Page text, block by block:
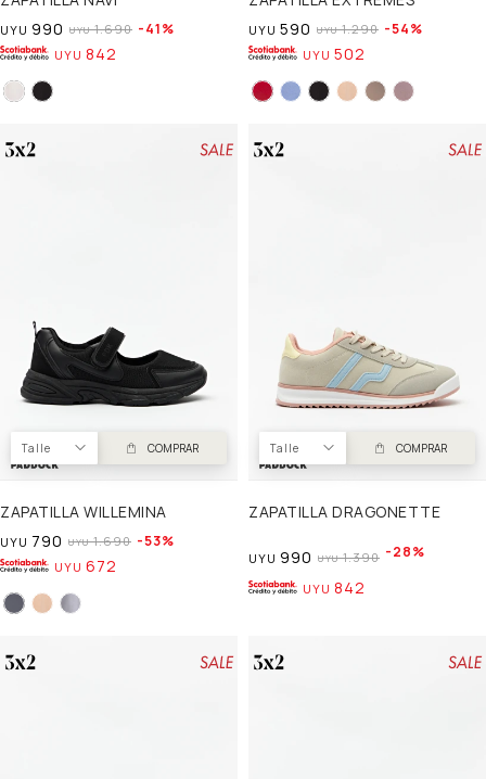
UYU 990 UYU 1.690 41
UYU 842
UYU 590 UYU 1.290 54
UYU 502
Talle COMPRAR
ZAPATILLA WILLEMINA
UYU 790 UYU 1.690 53
UYU 672
Talle COMPRAR
ZAPATILLA DRAGONETTE
UYU 990 UYU 1.390 28
UYU 842